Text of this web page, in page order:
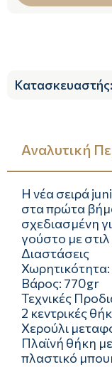
Κατασκευαστής:
Αναλυτική
Η νέα σειρά
στα πρώτα
σχεδιασμένη
γούστο με στιλ
Διαστάσεις
Βάρος: 770gr
Τεχνικές
2 κεντρικές
Χερούλι
Πλαϊνή θήκη
πλαστικό